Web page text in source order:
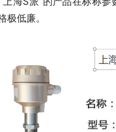
极低廉。